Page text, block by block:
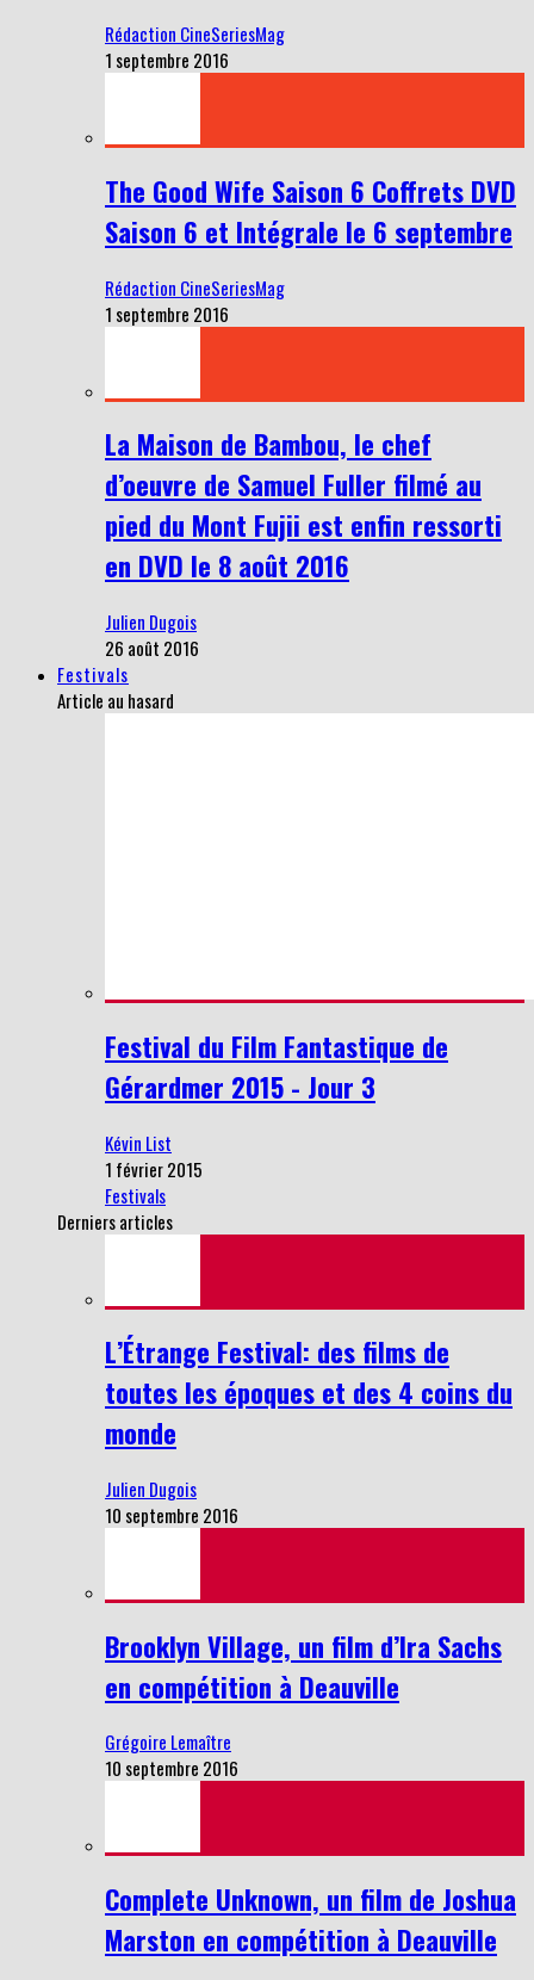
Rédaction CineSeriesMag
1 septembre 2016
The Good Wife Saison 6 Coffrets DVD
Saison 6 et Intégrale le 6 septembre
Rédaction CineSeriesMag
1 septembre 2016
La Maison de Bambou, le chef
d’oeuvre de Samuel Fuller filmé au
pied du Mont Fujii est enfin ressorti
en DVD le 8 août 2016
Julien Dugois
26 août 2016
Festivals
Article au hasard
Festival du Film Fantastique de
Gérardmer 2015 - Jour 3
Kévin List
1 février 2015
Festivals
Derniers articles
L’Étrange Festival: des films de
toutes les époques et des 4 coins du
monde
Julien Dugois
10 septembre 2016
Brooklyn Village, un film d’Ira Sachs
en compétition à Deauville
Grégoire Lemaître
10 septembre 2016
Complete Unknown, un film de Joshua
Marston en compétition à Deauville